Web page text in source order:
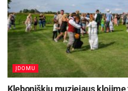
Kokios fizinio aktyvumo
Šioje akcijoje
dviračiu (įskaitant
riedučiais, riedlentėmis
klausimą neįvardintos
ĮDOMU
Kleboniškių muziejaus klojime